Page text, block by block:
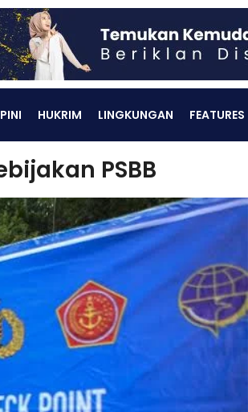
HUKRIM LINGKUNGAN FEATURES
PSBB